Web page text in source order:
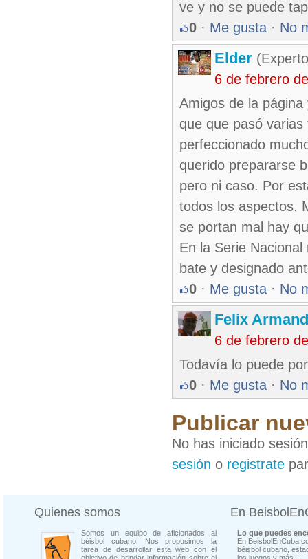
ve y no se puede
0 · Me gusta · No
Elder
6 de febrero
Amigos de la
que que pasó
perfeccionado
querido prepararse
pero ni caso. Por
todos los aspectos.
se portan mal hay
En la Serie
bate y designado
0 · Me gusta · No
Felix
6 de febrero
Todavía lo puede
0 · Me gusta · No
Publicar
No has iniciado
sesión o registrate
Quienes somos
Somos un equipo de aficionados al
béisbol cubano. Nos propusimos la
tarea de desarrollar esta web con el
En
Lo que puedes
En
béisbol cubano,